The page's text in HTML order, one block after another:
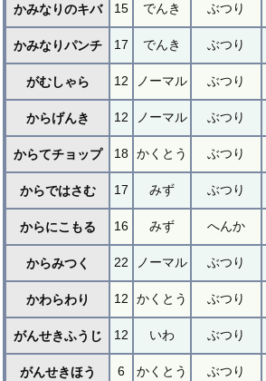
かみなりのキバ 15 でんき ぶつり
かみなりパンチ 17 でんき ぶつり
がむしゃら 12 ノーマル ぶつり
からげんき 12 ノーマル ぶつり
からてチョップ 18 かくとう ぶつり
からではさむ 17 みず ぶつり
からにこもる 16 みず へんか
からみつく 22 ノーマル ぶつり
かわらわり 12 かくとう ぶつり
がんせきふうじ 12 いわ ぶつり
がんせきほう 6 かくとう ぶつり